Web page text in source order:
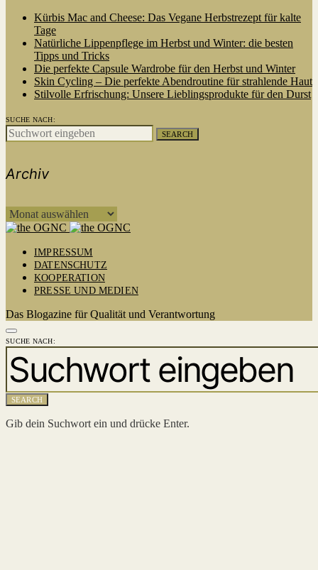
Kürbis Mac and Cheese: Das Vegane Herbstrezept für kalte
Tage
Natürliche Lippenpflege im Herbst und Winter: die besten
Tipps und Tricks
Die perfekte Capsule Wardrobe für den Herbst und Winter
Skin Cycling – Die perfekte Abendroutine für strahlende Haut
Stilvolle Erfrischung: Unsere Lieblingsprodukte für den Durst
SUCHE NACH:
SEARCH
Archiv
ARCHIV
IMPRESSUM
DATENSCHUTZ
KOOPERATION
PRESSE UND MEDIEN
Das Blogazine für Qualität und Verantwortung
SUCHE NACH:
SEARCH
Gib dein Suchwort ein und drücke Enter.